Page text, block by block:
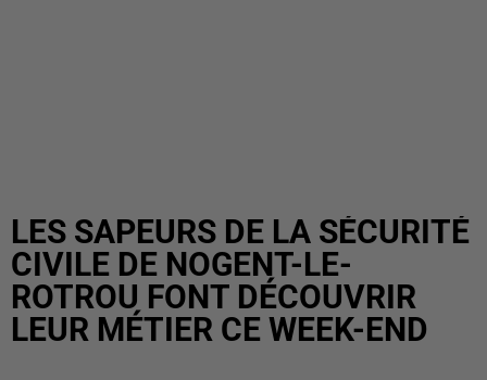
LES SAPEURS DE LA SÉCURITÉ
CIVILE DE NOGENT-LE-
ROTROU FONT DÉCOUVRIR
LEUR MÉTIER CE WEEK-END